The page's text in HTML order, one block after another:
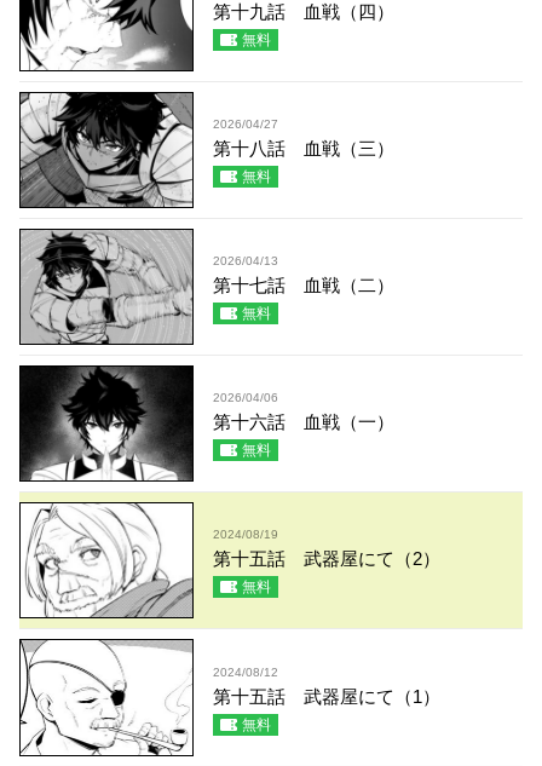
第十九話 血戦（四）
無料
2026/04/27
第十八話 血戦（三）
無料
2026/04/13
第十七話 血戦（二）
無料
2026/04/06
第十六話 血戦（一）
無料
2024/08/19
第十五話 武器屋にて（2）
無料
2024/08/12
第十五話 武器屋にて（1）
無料